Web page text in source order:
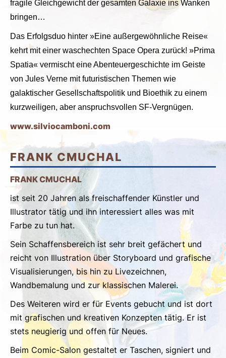
fragile Gleichgewicht der gesamten Galaxie ins Wanken
bringen…
Das Erfolgsduo hinter »Eine außergewöhnliche Reise«
kehrt mit einer waschechten Space Opera zurück! »Prima
Spatia« vermischt eine Abenteuergeschichte im Geiste
von Jules Verne mit futuristischen Themen wie
galaktischer Gesellschaftspolitik und Bioethik zu einem
kurzweiligen, aber anspruchsvollen SF-Vergnügen.
www.silviocamboni.com
FRANK CMUCHAL
FRANK CMUCHAL
ist seit 20 Jahren als freischaffender Künstler und
Illustrator tätig und ihn interessiert alles was mit
Farbe zu tun hat.
Sein Schaffensbereich ist sehr breit gefächert und
reicht von Illustration über Storyboard und grafische
Visualisierungen, bis hin zu Livezeichnen,
Wandbemalung und zur klassischen Malerei.
Des Weiteren wird er für Events gebucht und ist dort
mit grafischen und kreativen Konzepten tätig. Er ist
stets neugierig und offen für Neues.
Beim Comic-Salon gestaltet er Taschen, signiert und